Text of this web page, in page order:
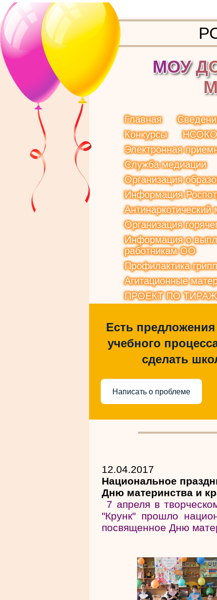
МОУ Д
Главная
Конкурсы
НСОКО
Электронная
Служба медиации
Организация
Информация
Антинаркотический
Организация
Информация о
работникам ОО
Профилактика
Агитационные
ПРОЕКТ ПО
Есть
учебного
сделать
Написать о проблеме
12.04.2017
Национальное
Дню материнства и
7 апреля в
"Крунк" прошло
посвященное Дню